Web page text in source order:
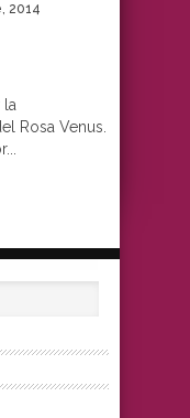
2014
la
Rosa Venus.